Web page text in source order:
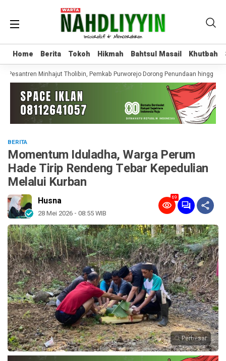
Home Berita Tokoh Hikmah Bahtsul Masail Khutbah
Home Berita Tokoh Hikmah Bahtsul Masail Khutbah
Minhajut Tholibin, Pemkab Purworejo Dorong Penundaan hingga
BERITA
Momentum Iduladha, Warga Perum
Hade Tirip Rendeng Tebar Kepedulian
Melalui Kurban
Husna
28 Mei 2026 - 08:55 WIB
69
Perbesar